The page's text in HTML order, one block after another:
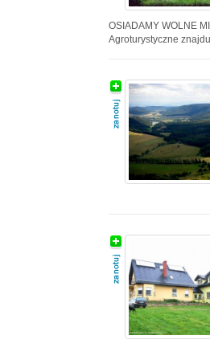
OSIADAMY WOLNE
Agroturystyczne